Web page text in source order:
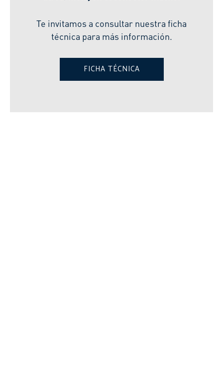
Te invitamos a consultar nuestra ficha
técnica para más información.
FICHA TÉCNICA